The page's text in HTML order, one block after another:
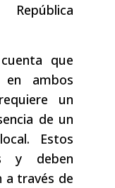
que
ambos
un
de un
Estos
y deben
a través de